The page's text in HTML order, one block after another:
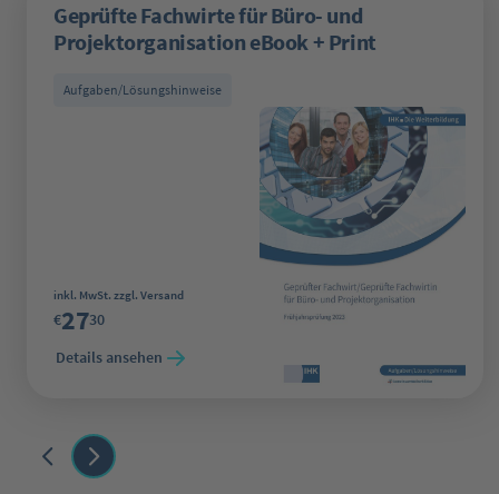
Geprüfte Fachwirte für Büro- und
Projektorganisation eBook + Print
Aufgaben/Lösungshinweise
Regulärer Preis:
inkl. MwSt. zzgl. Versand
€2730
Details ansehen